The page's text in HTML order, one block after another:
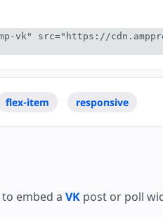
vk" src="https://
flex-item responsive
embed a VKpost or poll